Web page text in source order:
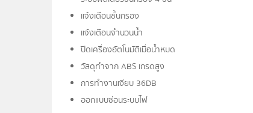
แจ้งเตือนชั้นกรอง
แจ้งเตือนจำนวนน้ำ
ปิดเครื่องอัตโนมัติเมื่อน้ำหมด
วัสดุทำจาก ABS เกรดสูง
การทำงานเงียบ 36DB
ออกแบบซ่อนระบบไฟ